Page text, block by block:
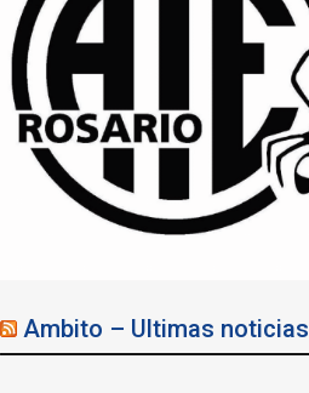
sindicales y ambientales
convocan a movilizarse en
Rosario
05/08/2026
Ambito – Ultimas noticias